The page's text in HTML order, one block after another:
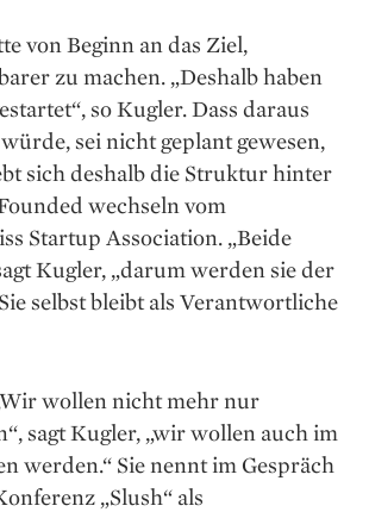
von Beginn an das Ziel,
zu machen. „Deshalb haben
so Kugler. Dass daraus
sei nicht geplant gewesen,
sich deshalb die Struktur hinter
wechseln vom
Startup Association. „Beide
Kugler, „darum werden sie der
selbst bleibt als Verantwortliche
wollen nicht mehr nur
sagt Kugler, „wir wollen auch im
werden.“ Sie nennt im Gespräch
„Slush“ als